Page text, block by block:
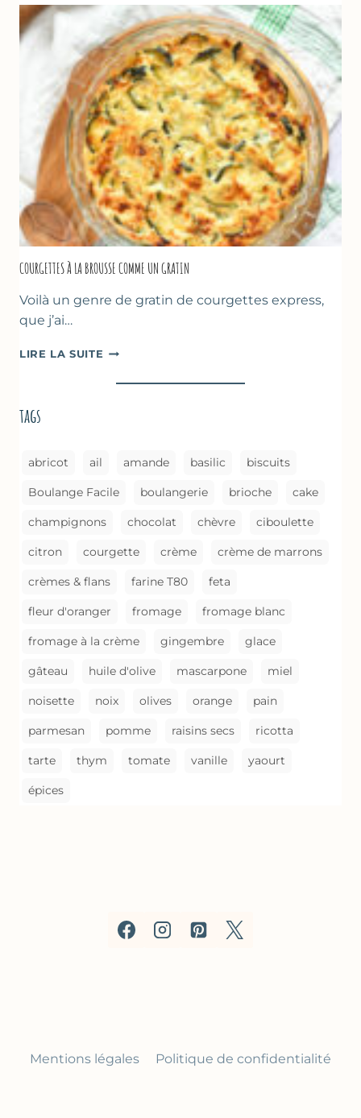
ÉPAISSE
À
LA
FARINE
DE
POIS
CHICHE
–
CUISSON
AU
FOUR
COURGETTES À LA BROUSSE COMME UN GRATIN
Voilà un genre de gratin de courgettes express,
que j’ai…
LIRE LA SUITE COURGETTES
LA
tags
abricot ail amande basilic biscuits
Boulange Facile boulangerie brioche cake
champignons chocolat chèvre ciboulette
citron courgette crème crème de marrons
crèmes & flans farine T80 feta
fleur d'oranger fromage fromage blanc
fromage à la crème gingembre glace
gâteau huile d'olive mascarpone miel
noisette noix olives orange pain
parmesan pomme raisins secs ricotta
tarte thym tomate vanille yaourt
épices
Mentions légales Politique de confidentialité